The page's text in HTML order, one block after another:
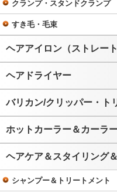
クランプ・スタンドクランプ
すき毛・毛束
ヘアアイロン（ストレー
ヘアドライヤー
バリカン/クリッパー・ト
ホットカーラー＆カーラ
ヘアケア＆スタイリング
シャンプー＆トリートメント